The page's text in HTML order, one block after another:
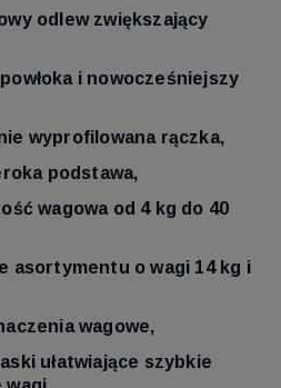
odlew zwiększający
i nowocześniejszy
wyprofilowana rączka,
podstawa,
wagowa od 4 kg do 40
asortymentu o wagi 14 kg i
wagowe,
ułatwiające szybkie